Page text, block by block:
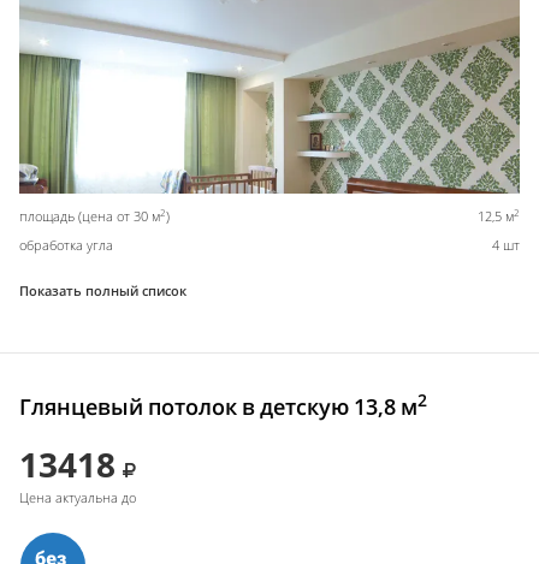
площадь (цена от 30 м2) 12,5 м2
обработка угла 4 шт
Показать полный список
Глянцевый потолок в детскую 13,8 м2
13418
Цена актуальна до